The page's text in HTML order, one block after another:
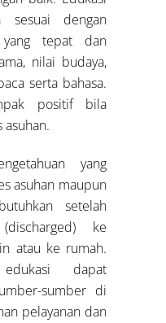
sesuai dengan
yang tepat dan
nilai budaya,
serta bahasa.
positif bila
yang
asuhan maupun
setelah
ke
atau ke rumah.
dapat
sumber di
pelayanan dan